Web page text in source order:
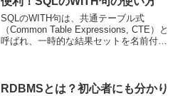
SQLのWITH句は、共通テーブル式
（Common Table Expressions, CTE）と
呼ばれ、一時的な結果セットを名前付き
RDBMSとは？初心者にも分かり